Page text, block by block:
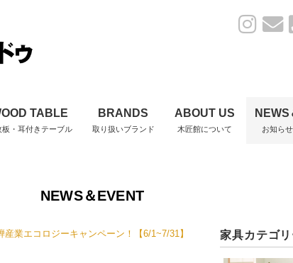
TABLE
板・耳付きテーブル
BRANDS
取り扱いブランド
ABOUT US
木匠館について お知ら
NEWS＆EVENT
業エコロジーキャンペーン！【6/1~7/31】 家具カテゴ